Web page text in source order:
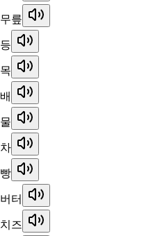
무릎
등
목
배
물
차
빵
버터
치즈